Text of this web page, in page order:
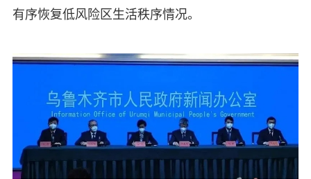
有序恢复低风险区生活秩序情况。